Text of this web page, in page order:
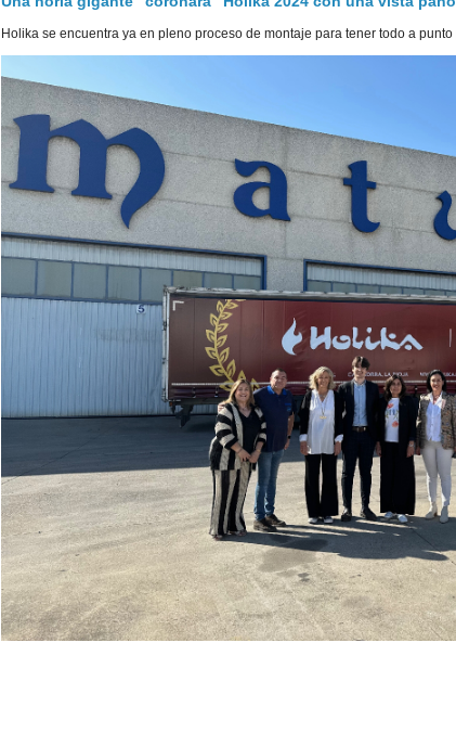
Holika se encuentra ya en pleno proceso de montaje para tener todo a